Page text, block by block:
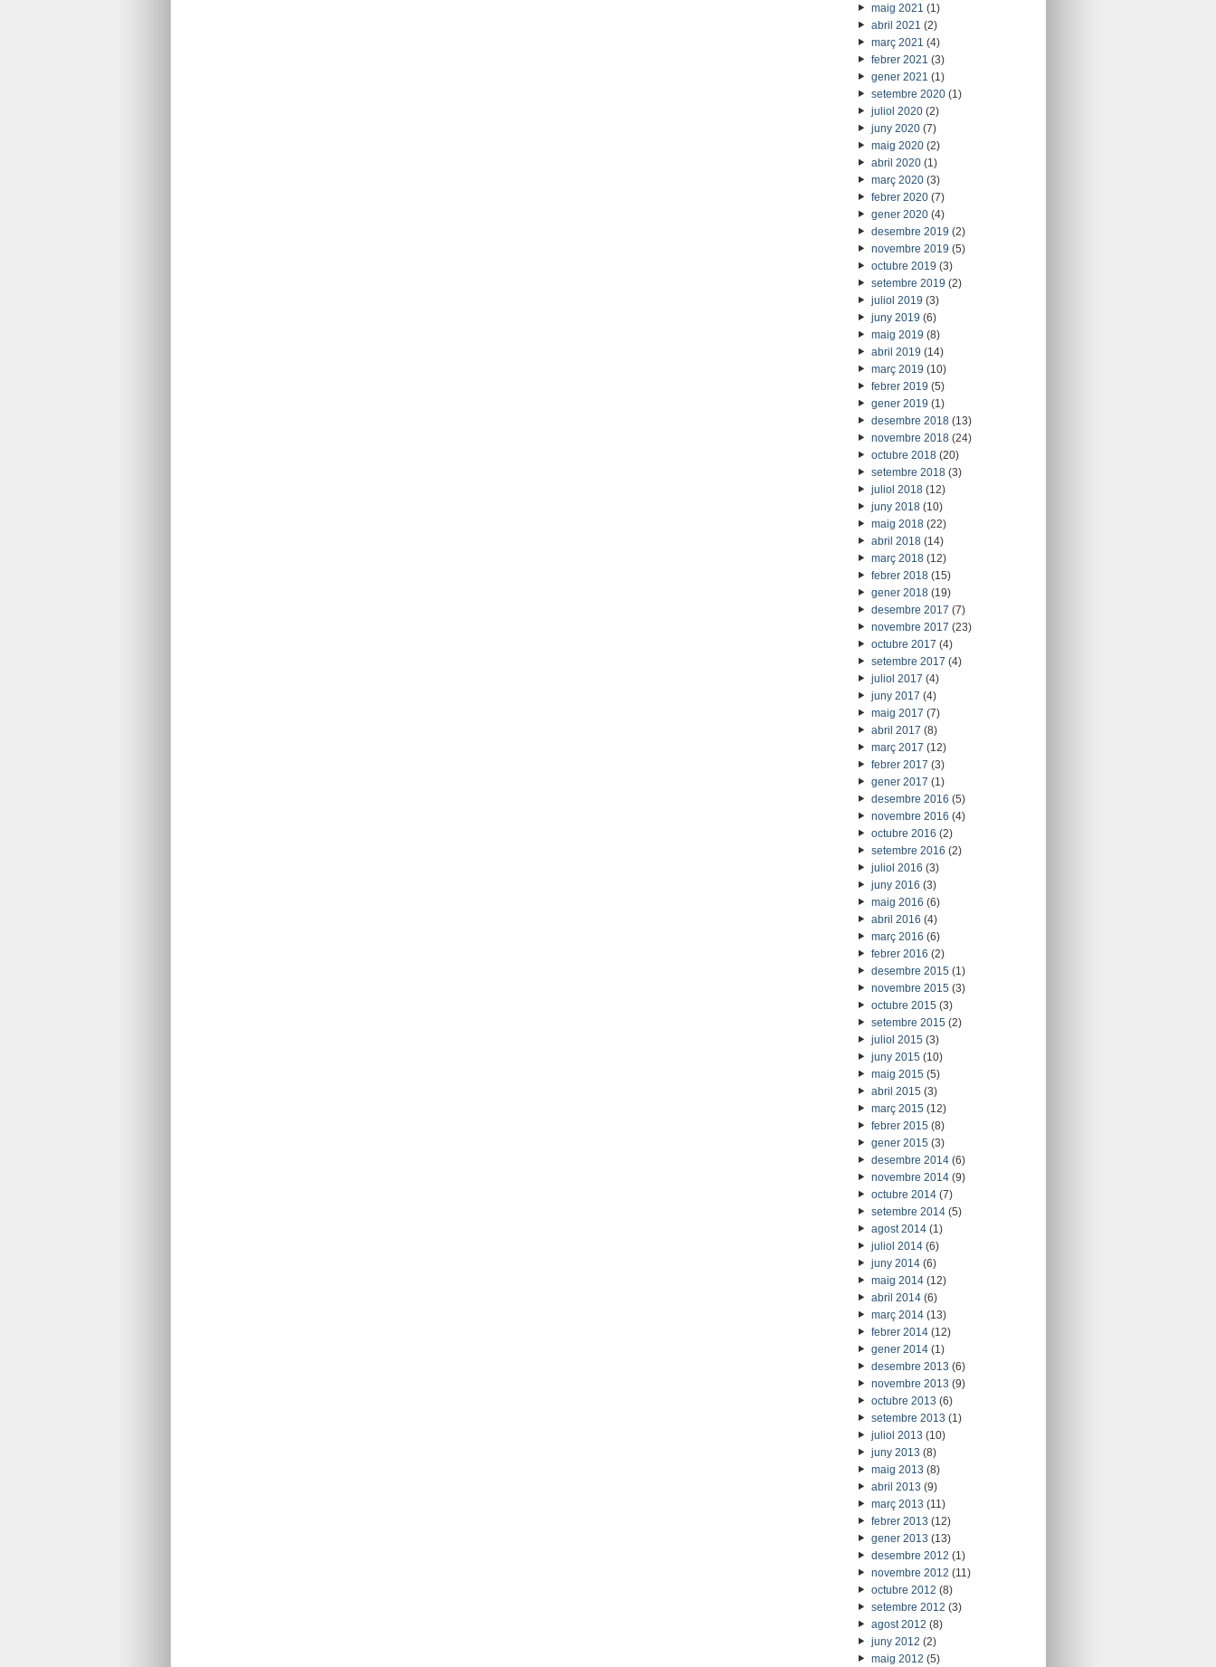
maig 2021 (1)
abril 2021 (2)
març 2021 (4)
febrer 2021 (3)
gener 2021 (1)
setembre 2020(1)
juliol 2020(2)
juny 2020(7)
maig 2020(2)
abril 2020(1)
març 2020(3)
febrer 2020(7)
gener 2020(4)
desembre 2019 (2)
novembre 2019 (5)
octubre 2019 (3)
setembre 2019 (2)
juliol 2019 (3)
juny 2019 (6)
maig 2019 (8)
abril 2019 (14)
març 2019 (10)
febrer 2019 (5)
gener 2019 (1)
desembre 2018(13)
novembre 2018(24)
octubre 2018(20)
setembre 2018(3)
juliol 2018(12)
juny 2018(10)
maig 2018(22)
abril 2018(14)
març 2018(12)
febrer 2018(15)
gener 2018(19)
desembre 2017 (7)
novembre 2017 (23)
octubre 2017 (4)
setembre 2017 (4)
juliol 2017 (4)
juny 2017 (4)
maig 2017 (7)
abril 2017 (8)
març 2017 (12)
febrer 2017 (3)
gener 2017 (1)
desembre 2016 (5)
novembre 2016 (4)
octubre 2016 (2)
setembre 2016 (2)
juliol 2016 (3)
juny 2016 (3)
maig 2016 (6)
abril 2016 (4)
març 2016 (6)
febrer 2016 (2)
desembre 2015(1)
novembre 2015(3)
octubre 2015(3)
setembre 2015(2)
juliol 2015(3)
juny 2015(10)
maig 2015(5)
abril 2015(3)
març 2015(12)
febrer 2015(8)
gener 2015(3)
desembre 2014(6)
novembre 2014(9)
octubre 2014(7)
setembre 2014(5)
agost 2014(1)
juliol 2014(6)
juny 2014(6)
maig 2014(12)
abril 2014(6)
març 2014(13)
febrer 2014(12)
gener 2014(1)
desembre 2013 (6)
novembre 2013 (9)
octubre 2013 (6)
setembre 2013 (1)
juliol 2013 (10)
juny 2013 (8)
maig 2013 (8)
abril 2013 (9)
març 2013 (11)
febrer 2013 (12)
gener 2013 (13)
desembre 2012 (1)
novembre 2012 (11)
octubre 2012 (8)
setembre 2012 (3)
agost 2012 (8)
juny 2012 (2)
maig 2012 (5)